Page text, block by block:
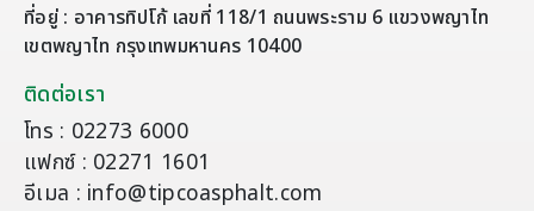
ที่อยู่ : อาคารทิปโก้ เลขที่ 118/1 ถนนพระราม 6 แขวงพญาไท
เขตพญาไท กรุงเทพมหานคร 10400
ติดต่อเรา
โทร : 02273 6000
แฟกซ์ : 02271 1601
อีเมล : info@tipcoasphalt.com